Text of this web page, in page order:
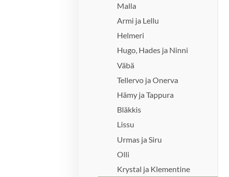
Malla
Armi ja Lellu
Helmeri
Hugo, Hades ja Ninni
Väbä
Tellervo ja Onerva
Hämy ja Tappura
Bläkkis
Lissu
Urmas ja Siru
Olli
Krystal ja Klementine